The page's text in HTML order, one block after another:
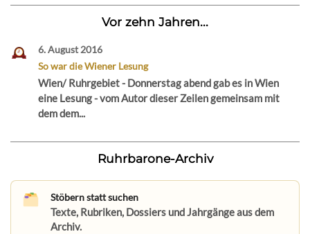
Vor zehn Jahren...
6. August 2016
So war die Wiener Lesung
Wien/ Ruhrgebiet - Donnerstag abend gab es in Wien
eine Lesung - vom Autor dieser Zeilen gemeinsam mit
dem dem...
Ruhrbarone-Archiv
Stöbern statt suchen
Texte, Rubriken, Dossiers und Jahrgänge aus dem
Archiv.